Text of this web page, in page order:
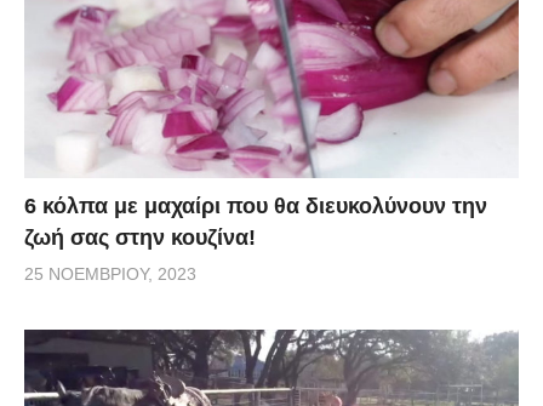
6 κόλπα με μαχαίρι που θα διευκολύνουν την
ζωή σας στην κουζίνα!
25 ΝΟΕΜΒΡΊΟΥ, 2023